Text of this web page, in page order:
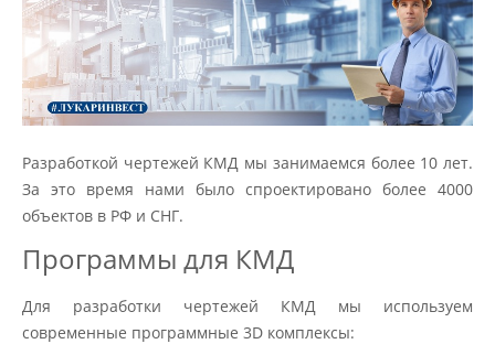
Разработкой чертежей КМД мы занимаемся более 10 лет.
За это время нами было спроектировано более 4000
объектов в РФ и СНГ.
Программы для КМД
Для разработки чертежей КМД мы используем
современные программные 3D комплексы: